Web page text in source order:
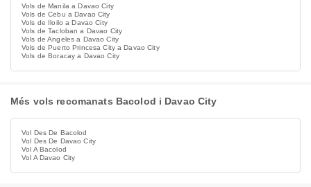
Vols de Manila a Davao City
Vols de Cebu a Davao City
Vols de Iloilo a Davao City
Vols de Tacloban a Davao City
Vols de Angeles a Davao City
Vols de Puerto Princesa City a Davao City
Vols de Boracay a Davao City
Més vols recomanats Bacolod i Davao City
Vol Des De Bacolod
Vol Des De Davao City
Vol A Bacolod
Vol A Davao City